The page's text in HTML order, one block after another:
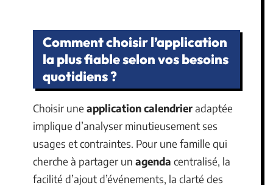
Comment choisir l’application
la plus fiable selon vos besoins
quotidiens ?
Choisir une application calendrieradaptée
implique d’analyser minutieusement ses
usages et contraintes. Pour une famille qui
cherche à partager un agenda centralisé, la
facilité d’ajout d’événements, la clarté des